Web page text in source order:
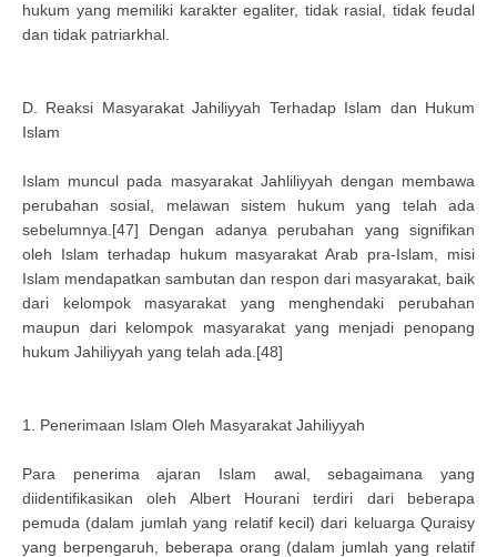
hukum yang memiliki karakter egaliter, tidak rasial, tidak feudal
dan tidak patriarkhal.
D. Reaksi Masyarakat Jahiliyyah Terhadap Islam dan Hukum
Islam
Islam muncul pada masyarakat Jahliliyyah dengan membawa
perubahan sosial, melawan sistem hukum yang telah ada
sebelumnya.[47] Dengan adanya perubahan yang signifikan
oleh Islam terhadap hukum masyarakat Arab pra-Islam, misi
Islam mendapatkan sambutan dan respon dari masyarakat, baik
dari kelompok masyarakat yang menghendaki perubahan
maupun dari kelompok masyarakat yang menjadi penopang
hukum Jahiliyyah yang telah ada.[48]
1. Penerimaan Islam Oleh Masyarakat Jahiliyyah
Para penerima ajaran Islam awal, sebagaimana yang
diidentifikasikan oleh Albert Hourani terdiri dari beberapa
pemuda (dalam jumlah yang relatif kecil) dari keluarga Quraisy
yang berpengaruh, beberapa orang (dalam jumlah yang relatif